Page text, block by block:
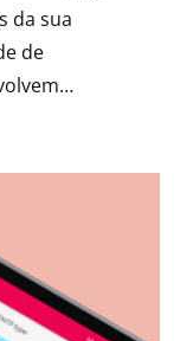
da sua
de